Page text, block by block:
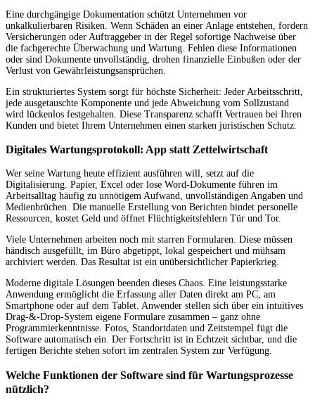
Eine durchgängige Dokumentation schützt Unternehmen vor
unkalkulierbaren Risiken. Wenn Schäden an einer Anlage entstehen, fordern
Versicherungen oder Auftraggeber in der Regel sofortige Nachweise über
die fachgerechte Überwachung und Wartung. Fehlen diese Informationen
oder sind Dokumente unvollständig, drohen finanzielle Einbußen oder der
Verlust von Gewährleistungsansprüchen.
Ein strukturiertes System sorgt für höchste Sicherheit: Jeder Arbeitsschritt,
jede ausgetauschte Komponente und jede Abweichung vom Sollzustand
wird lückenlos festgehalten. Diese Transparenz schafft Vertrauen bei Ihren
Kunden und bietet Ihrem Unternehmen einen starken juristischen Schutz.
Digitales Wartungsprotokoll: App statt Zettelwirtschaft
Wer seine Wartung heute effizient ausführen will, setzt auf die
Digitalisierung. Papier, Excel oder lose Word-Dokumente führen im
Arbeitsalltag häufig zu unnötigem Aufwand, unvollständigen Angaben und
Medienbrüchen. Die manuelle Erstellung von Berichten bindet personelle
Ressourcen, kostet Geld und öffnet Flüchtigkeitsfehlern Tür und Tor.
Viele Unternehmen arbeiten noch mit starren Formularen. Diese müssen
händisch ausgefüllt, im Büro abgetippt, lokal gespeichert und mühsam
archiviert werden. Das Resultat ist ein unübersichtlicher Papierkrieg.
Moderne digitale Lösungen beenden dieses Chaos. Eine leistungsstarke
Anwendung ermöglicht die Erfassung aller Daten direkt am PC, am
Smartphone oder auf dem Tablet. Anwender stellen sich über ein intuitives
Drag-&-Drop-System eigene Formulare zusammen – ganz ohne
Programmierkenntnisse. Fotos, Standortdaten und Zeitstempel fügt die
Software automatisch ein. Der Fortschritt ist in Echtzeit sichtbar, und die
fertigen Berichte stehen sofort im zentralen System zur Verfügung.
Welche Funktionen der Software sind für Wartungsprozesse
nützlich?